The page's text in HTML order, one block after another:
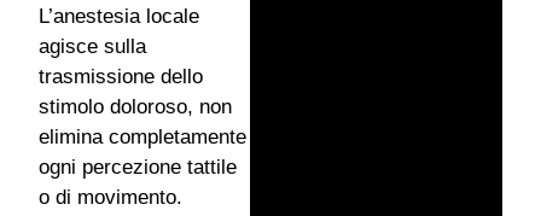
L’anestesia locale
agisce sulla
trasmissione dello
stimolo doloroso, non
elimina completamente
ogni percezione tattile
o di movimento.